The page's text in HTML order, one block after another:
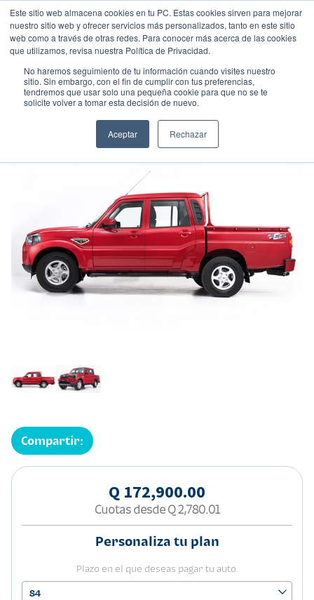
Este sitio web almacena cookies en tu PC. Estas cookies sirven para mejorar
nuestro sitio web y ofrecer servicios más personalizados, tanto en este sitio
web como a través de otras redes. Para conocer más acerca de las cookies
que utilizamos, revisa nuestra Política de Privacidad.
No haremos seguimiento de tu información cuando visites nuestro
sitio. Sin embargo, con el fin de cumplir con tus preferencias,
tendremos que usar solo una pequeña cookie para que no se te
solicite volver a tomar esta decisión de nuevo.
Aceptar Rechazar
MAHINDRA 4X4 S10 FE
DIESEL
Compartir:
Q 172,900.00
Cuotas desde Q 2,780.01
Personaliza tu plan
Plazo en el que deseas pagar tu auto.
84